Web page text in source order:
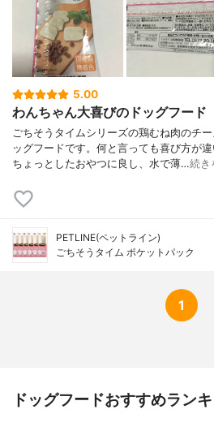
5.00
わんちゃん大喜びのドッグフード
ごちそうタイムシリーズの鶏むね肉のチ
ッグフードです。何と言っても喜び方が
ちょっとしたおやつに良し、水で薄…続き
PETLINE(ペットライン)
ごちそうタイム ポケットパック
1
ドッグフードおすすめラン